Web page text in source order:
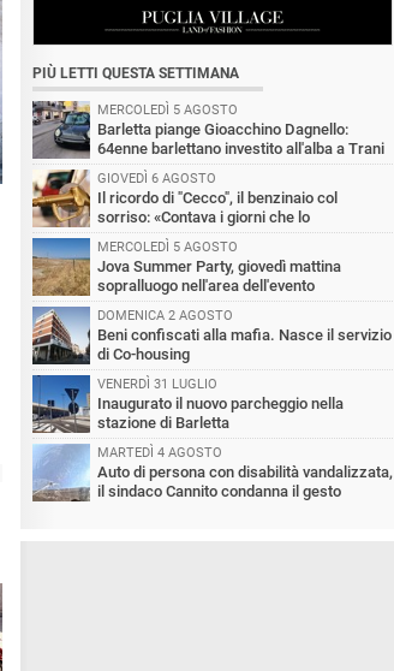
PIÙ LETTI QUESTA SETTIMANA
MERCOLEDÌ 5 AGOSTO
Barletta piange Gioacchino Dagnello:
64enne barlettano investito all'alba a Trani
GIOVEDÌ 6 AGOSTO
Il ricordo di "Cecco", il benzinaio col
sorriso: «Contava i giorni che lo
separavano dalla pensione»
MERCOLEDÌ 5 AGOSTO
Jova Summer Party, giovedì mattina
sopralluogo nell'area dell'evento
DOMENICA 2 AGOSTO
Beni confiscati alla mafia. Nasce il servizio
di Co-housing
VENERDÌ 31 LUGLIO
Inaugurato il nuovo parcheggio nella
stazione di Barletta
MARTEDÌ 4 AGOSTO
Auto di persona con disabilità vandalizzata,
il sindaco Cannito condanna il gesto